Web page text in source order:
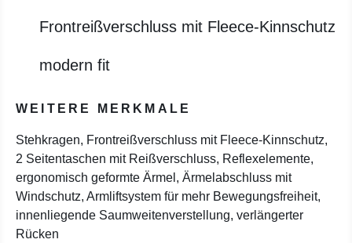
Frontreißverschluss mit Fleece-Kinnschutz
modern fit
WEITERE MERKMALE
Stehkragen, Frontreißverschluss mit Fleece-Kinnschutz,
2 Seitentaschen mit Reißverschluss, Reflexelemente,
ergonomisch geformte Ärmel, Ärmelabschluss mit
Windschutz, Armliftsystem für mehr Bewegungsfreiheit,
innenliegende Saumweitenverstellung, verlängerter
Rücken